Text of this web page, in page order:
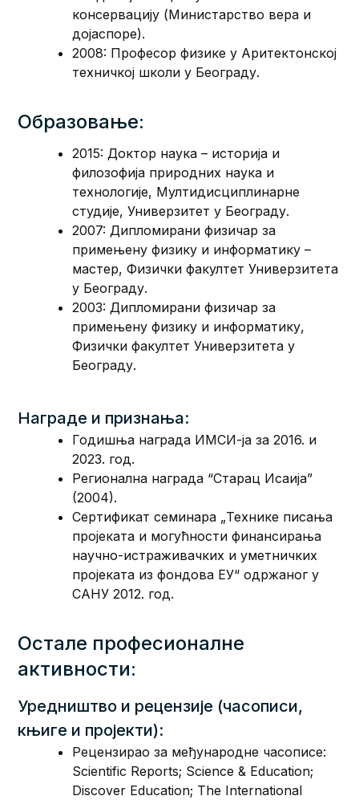
консервацију (Министарство вера и
дојаспоре).
2008: Професор физике у Аритектонској
техничкој школи у Београду.
Образовање:
2015: Доктор наука – историја и
филозофија природних наука и
технологије, Мултидисциплинарне
студије, Универзитет у Београду.
2007: Дипломирани физичар за
примењену физику и информатику –
мастер, Физички факултет Универзитета
у Београду.
2003: Дипломирани физичар за
примењену физику и информатику,
Физички факултет Универзитета у
Београду.
Награде и признања:
Годишња награда ИМСИ-ја за 2016. и
2023. год.
Регионална награда “Старац Исаија”
(2004).
Сертификат семинара „Технике писања
пројеката и могућности финансирања
научно-истраживачких и уметничких
пројеката из фондова ЕУ“ одржаног у
САНУ 2012. год.
Остале професионалне
активности:
Уредништво и рецензије (часописи,
књиге и пројекти):
Рецензирао за међународне часописе:
Scientific Reports; Science & Education;
Discover Education; The International